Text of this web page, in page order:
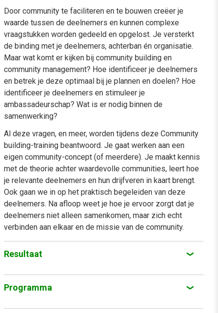
Door community te faciliteren en te bouwen creëer je
waarde tussen de deelnemers en kunnen complexe
vraagstukken worden gedeeld en opgelost. Je versterkt
de binding met je deelnemers, achterban én organisatie.
Maar wat komt er kijken bij community building en
community management? Hoe identificeer je deelnemers
en betrek je deze optimaal bij je plannen en doelen? Hoe
identificeer je deelnemers en stimuleer je
ambassadeurschap? Wat is er nodig binnen de
samenwerking?
Al deze vragen, en meer, worden tijdens deze Community
building-training beantwoord. Je gaat werken aan een
eigen community-concept (of meerdere). Je maakt kennis
met de theorie achter waardevolle communities, leert hoe
je relevante deelnemers en hun drijfveren in kaart brengt.
Ook gaan we in op het praktisch begeleiden van deze
deelnemers. Na afloop weet je hoe je ervoor zorgt dat je
deelnemers niet alleen samenkomen, maar zich echt
verbinden aan elkaar en de missie van de community.
Resultaat
Je hebt inzicht in de verschillende dynamieken van
community building en in de waarde van een
Programma
Tijdens de training Community building komen de